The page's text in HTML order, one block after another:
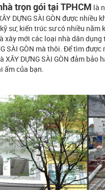
trọn gói tại TPHCM là
DỰNG SÀI GÒN được
sư, kiến trúc sư có nhiều năm
xây mới các loại nhà dân
SÀI GÒN mà thôi. Để tìm
XÂY DỰNG SÀI GÒN đảm
ấm của bạn.